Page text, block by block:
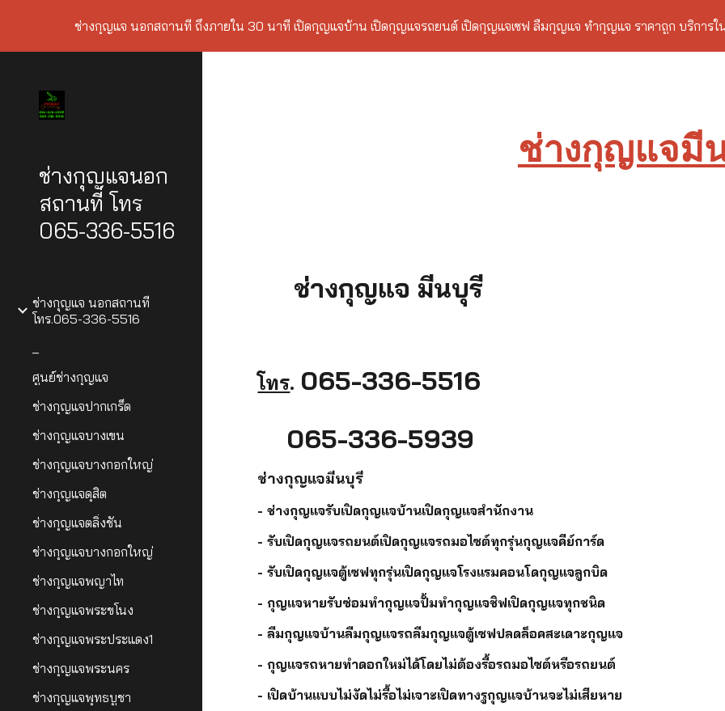
Skip to main content Skip to
ช่างกุญแจ นอกสถานที่ ถึงภายใน 30 นาที เปิดกุญแจบ้าน เปิดกุญแจรถยนต์ เปิดกุญแจเซฟ ลืมกุญแจ ทำกุญแจ ราคาถูก บริการใ
ช่างกุญแจนอก
สถานที่ โทร
065-336-5516
ช่างกุญแจ นอกสถานที่
โทร.065-336-5516
ศูนย์ช่างกุญแจ
ช่างกุญแจปากเกร็ด
ช่างกุญแจบางเขน
ช่างกุญแจบางกอกใหญ่
ช่างกุญแจดุสิต
ช่างกุญแจตลิ่งชัน
ช่างกุญแจบางกอกใหญ่
ช่างกุญแจพญาไท
ช่างกุญแจพระขโนง
ช่างกุญแจพระประแดง1
ช่างกุญแจพระนคร
ช่างกุญแจพุทธบูชา
ช่างกุญแจมี
ช่างกุญแจ มีนบุรี
โทร. 065-336-5516
065-336-5939
ช่างกุญแจมีนบุรี
- ช่างกุญแจรับเปิดกุญแจบ้านเปิดกุญแจสำนักงาน
- รับเปิดกุญแจรถยนต์เปิดกุญแจรถมอไซต์ทุกรุ่นกุญแจคีย์การ์ด
- รับเปิดกุญแจตู้เซฟทุกรุ่นเปิดกุญแจโรงแรมคอนโดกุญแจลูกบิด
- กุญแจหายรับซ่อมทำกุญแจปั้มทำกุญแจชิฟเปิดกุญแจทุกชนิด
- ลืมกุญแจบ้านลืมกุญแจรถลืมกุญแจตู้เซฟปลดล็อคสะเดาะกุญแจ
- กุญแจรถหายทำดอกใหม่ได้โดยไม่ต้องรื้อรถมอไซต์หรือรถยนต์
- เปิดบ้านแบบไม่งัดไม่รื้อไม่เจาะเปิดทางรูกุญแจบ้านจะไม่เสียหาย